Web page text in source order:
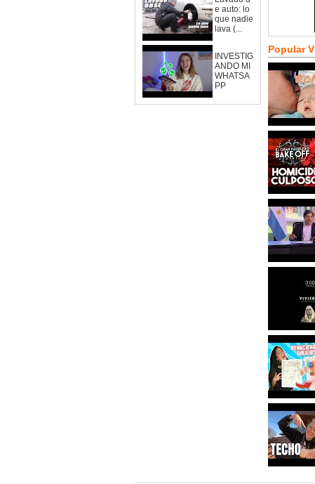
e auto: lo
que nadie
lava (...
INVESTIG
ANDO MI
WHATSA
PP
Popular